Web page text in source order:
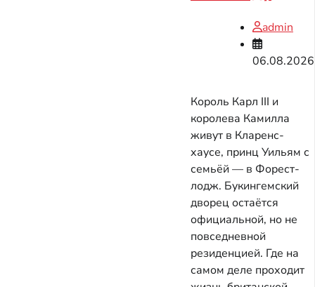
admin
06.08.2026
Король Карл III и
королева Камилла
живут в Кларенс-
хаусе, принц Уильям с
семьёй — в Форест-
лодж. Букингемский
дворец остаётся
официальной, но не
повседневной
резиденцией. Где на
самом деле проходит